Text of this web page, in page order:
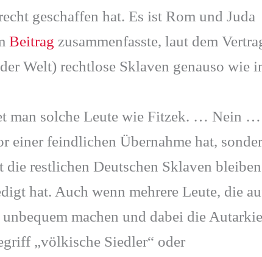
geschaffen hat. Es ist Rom und Juda
Beitrag zusammenfasste, laut dem
Welt) rechtlose Sklaven genauso wie
man solche Leute wie Fitzek. … Nein …
feindlichen Übernahme hat,
restlichen Deutschen Sklaven bleiben
hat. Auch wenn mehrere Leute, die
machen und dabei die Autarkie
„völkische Siedler“ oder